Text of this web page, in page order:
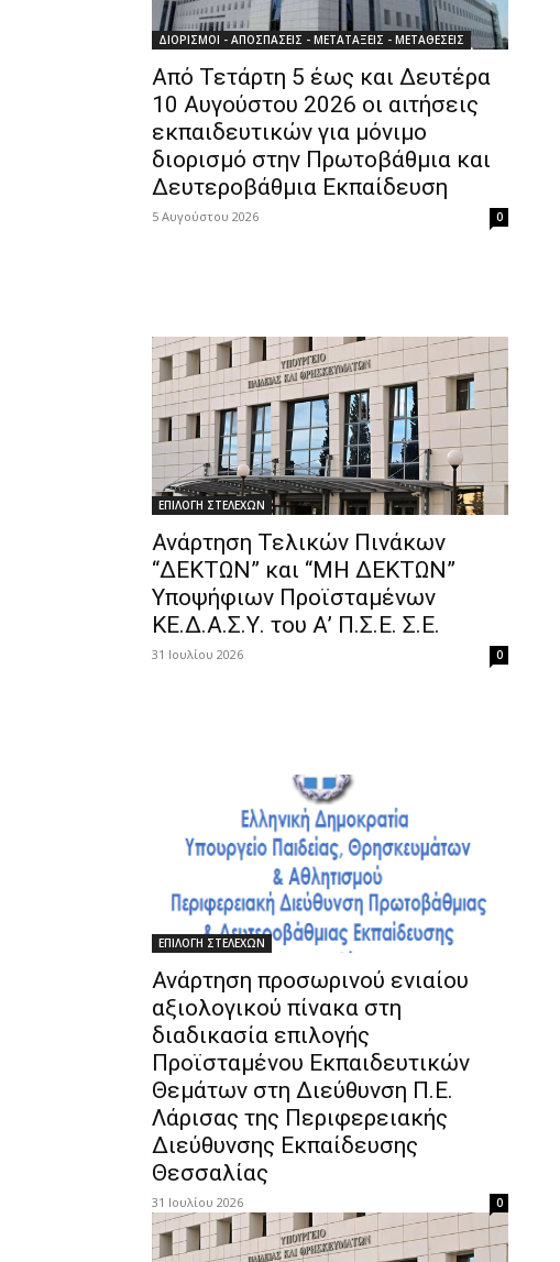
ΔΙΟΡΙΣΜΟΙ - ΑΠΟΣΠΑΣΕΙΣ - ΜΕΤΑΤΑΞΕΙΣ - ΜΕΤΑΘΕΣΕΙΣ
Από Τετάρτη 5 έως και Δευτέρα
10 Αυγούστου 2026 οι αιτήσεις
εκπαιδευτικών για μόνιμο
διορισμό στην Πρωτοβάθμια και
Δευτεροβάθμια Εκπαίδευση
5 Αυγούστου 2026 0
ΕΠΙΛΟΓΗ ΣΤΕΛΕΧΩΝ
Ανάρτηση Τελικών Πινάκων
“ΔΕΚΤΩΝ” και “ΜΗ ΔΕΚΤΩΝ”
Υποψήφιων Προϊσταμένων
ΚΕ.Δ.Α.Σ.Υ. του Α’ Π.Σ.Ε. Σ.Ε.
31 Ιουλίου 2026 0
ΕΠΙΛΟΓΗ ΣΤΕΛΕΧΩΝ
Ανάρτηση προσωρινού ενιαίου
αξιολογικού πίνακα στη
διαδικασία επιλογής
Προϊσταμένου Εκπαιδευτικών
Θεμάτων στη Διεύθυνση Π.Ε.
Λάρισας της Περιφερειακής
Διεύθυνσης Εκπαίδευσης
Θεσσαλίας
31 Ιουλίου 2026 0